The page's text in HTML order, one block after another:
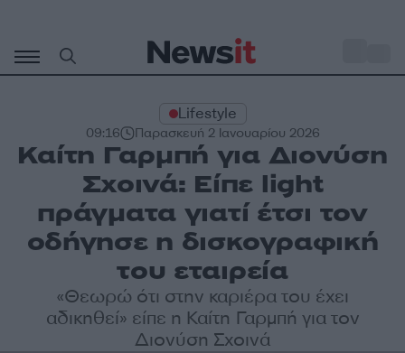
περιεχόμενο
Lifestyle
09:16 Παρασκευή 2 Ιανουαρίου 2026
Καίτη Γαρμπή για Διονύση
Σχοινά: Είπε light
πράγματα γιατί έτσι τον
οδήγησε η δισκογραφική
του εταιρεία
«Θεωρώ ότι στην καριέρα του έχει
αδικηθεί» είπε η Καίτη Γαρμπή για τον
Διονύση Σχοινά